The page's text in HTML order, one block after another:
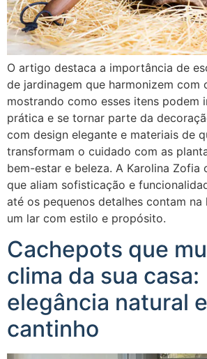
O artigo destaca a importância de
de jardinagem que harmonizem com
mostrando como esses itens podem
prática e se tornar parte da
com design elegante e materiais de
transformam o cuidado com as
bem-estar e beleza. A Karolina Zofia
que aliam sofisticação e
até os pequenos detalhes contam
um lar com estilo e propósito.
Cachepots que
clima da sua casa:
elegância natural
cantinho